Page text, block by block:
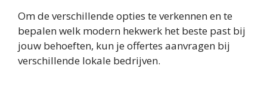
Om de verschillende opties te verkennen en te
bepalen welk modern hekwerk het beste past bij
jouw behoeften, kun je offertes aanvragen bij
verschillende lokale bedrijven.